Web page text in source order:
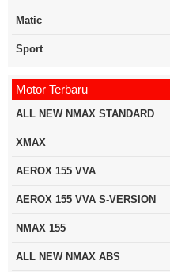
Matic
Sport
Motor Terbaru
ALL NEW NMAX STANDARD
XMAX
AEROX 155 VVA
AEROX 155 VVA S-VERSION
NMAX 155
ALL NEW NMAX ABS